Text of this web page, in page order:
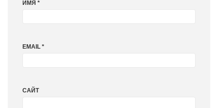
ИМЯ *
EMAIL *
САЙТ